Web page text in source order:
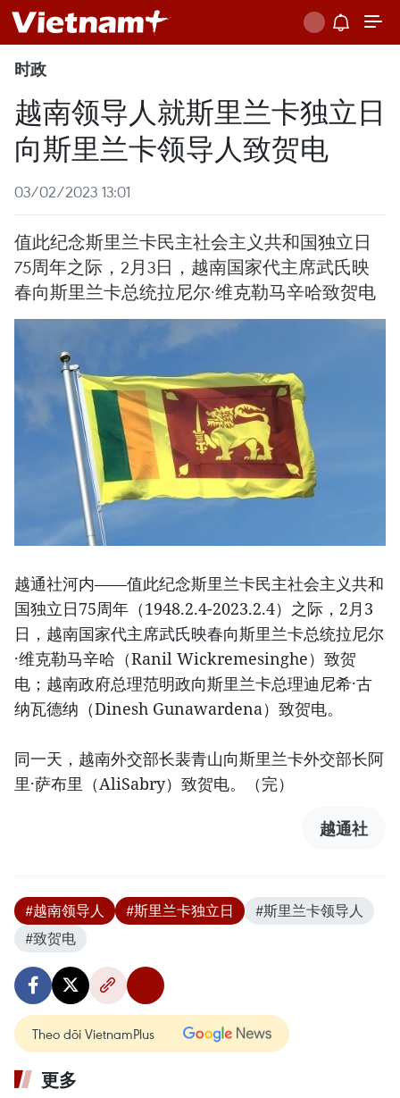
时政
越南领导人就斯里兰卡独立日
向斯里兰卡领导人致贺电
03/02/2023 13:01
值此纪念斯里兰卡民主社会主义共和国独立日
75周年之际，2月3日，越南国家代主席武氏映
春向斯里兰卡总统拉尼尔·维克勒马辛哈致贺电
越通社河内——值此纪念斯里兰卡民主社会主义共和
国独立日75周年（1948.2.4-2023.2.4）之际，2月3
日，越南国家代主席武氏映春向斯里兰卡总统拉尼尔
·维克勒马辛哈（Ranil Wickremesinghe）致贺
电；越南政府总理范明政向斯里兰卡总理迪尼希·古
纳瓦德纳（Dinesh Gunawardena）致贺电。
同一天，越南外交部长裴青山向斯里兰卡外交部长阿
里·萨布里（AliSabry）致贺电。（完）
越通社
#越南领导人 #斯里兰卡独立日
#斯里兰卡领导人
#致贺电
Theo dõi VietnamPlus
更多